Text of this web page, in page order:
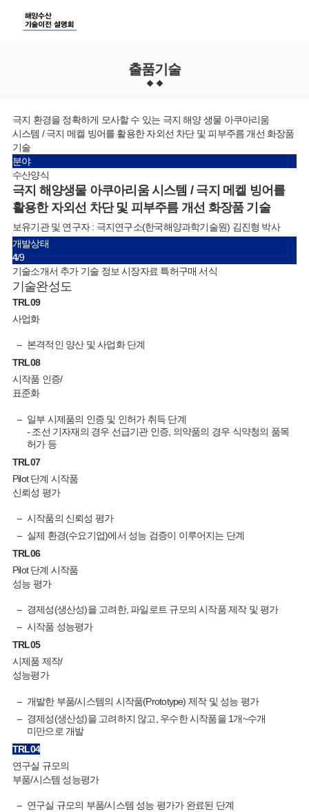
출품기술
극지 환경을 정확하게 모사할 수 있는 극지 해양 생물 아쿠아리움
시스템 / 극지 메켈 빙어를 활용한 자외선 차단 및 피부주름 개선 화장품
기술
분야
수산양식
극지 해양생물 아쿠아리움 시스템 / 극지 메켈 빙어를
활용한 자외선 차단 및 피부주름 개선 화장품 기술
보유기관 및 연구자 : 극지연구소(한국해양과학기술원) 김진형 박사
개발상태
4/9
기술소개서 추가 기술 정보 시장자료 특허구매 서식
기술완성도
TRL09
사업화
본격적인 양산 및 사업화 단계
TRL08
시작품 인증/
표준화
일부 시제품의 인증 및 인허가 취득 단계
- 조선 기자재의 경우 선급기관 인증, 의약품의 경우 식약청의 품목
허가 등
TRL07
Pilot 단계 시작품
신뢰성 평가
시작품의 신뢰성 평가
실제 환경(수요기업)에서 성능 검증이 이루어지는 단계
TRL06
Pilot 단계 시작품
성능 평가
경제성(생산성)을 고려한, 파일로트 규모의 시작품 제작 및 평가
시작품 성능평가
TRL05
시제품 제작/
성능평가
개발한 부품/시스템의 시작품(Prototype) 제작 및 성능 평가
경제성(생산성)을 고려하지 않고, 우수한 시작품을 1개~수개
미만으로 개발
TRL04
연구실 규모의
부품/시스템 성능평가
연구실 규모의 부품/시스템 성능 평가가 완료된 단계